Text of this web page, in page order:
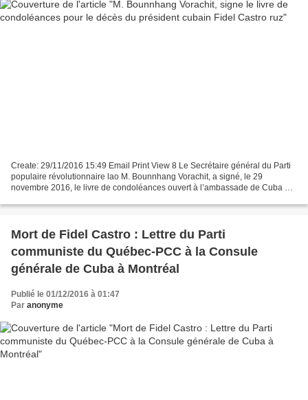
Create: 29/11/2016 15:49 Email Print View 8 Le Secrétaire général du Parti
populaire révolutionnaire lao M. Bounnhang Vorachit, a signé, le 29
novembre 2016, le livre de condoléances ouvert à l’ambassade de Cuba au
Mort de Fidel Castro : Lettre du Parti
communiste du Québec-PCC à la Consule
générale de Cuba à Montréal
Publié le 01/12/2016 à 01:47
Par anonyme